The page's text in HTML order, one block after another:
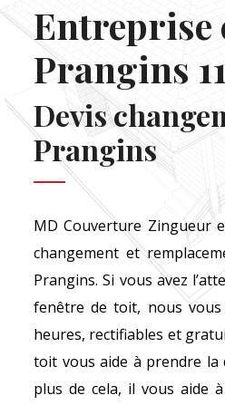
Entreprise
Prangins
Devis
Prangins
MD Couverture Zingueur
changement et
Prangins. Si vous avez
fenêtre de toit, nous
heures, rectifiables et
toit vous aide à prendre la
plus de cela, il vous aide